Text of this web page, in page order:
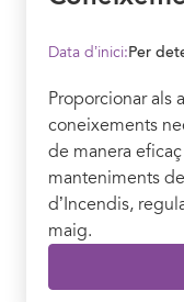
Data d’inici:Per
Proporcionar als
coneixements
de manera
manteniments
d’Incendis,
maig.